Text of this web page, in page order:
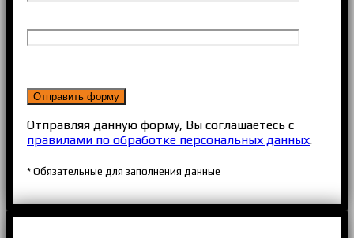
Отправляя данную форму, Вы соглашаетесь с
правилами по обработке персональных данных.
* Обязательные для заполнения данные